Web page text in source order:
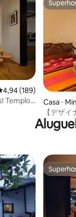
de uma avaliação
4,94 (189)
Templo
Casa ⋅
【デザ
Bath/
hóspedes